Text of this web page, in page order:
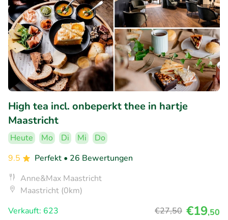
High tea incl. onbeperkt thee in hartje
Maastricht
Heute Mo Di Mi
Do
9.5
Perfekt • 26 Bewertungen
Anne&Max Maastricht
Maastricht (0km)
Verkauft: 623
€27,50 €19,50